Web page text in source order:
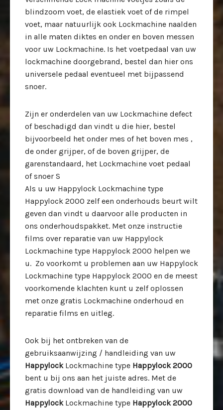
blindzoom voet, de elastiek voet of de rimpel
voet, maar natuurlijk ook Lockmachine naalden
in alle maten diktes en onder en boven messen
voor uw Lockmachine. Is het voetpedaal van uw
lockmachine doorgebrand, bestel dan hier ons
universele pedaal eventueel met bijpassend
snoer.
Zijn er onderdelen van uw Lockmachine defect
of beschadigd dan vindt u die hier, bestel
bijvoorbeeld het onder mes of het boven mes ,
de onder grijper, of de boven grijper, de
garenstandaard, het Lockmachine voet pedaal
of snoer S
Als u uw Happylock Lockmachine type
Happylock 2000 zelf een onderhouds beurt wilt
geven dan vindt u daarvoor alle producten in
ons onderhoudspakket. Met onze instructie
films over reparatie van uw Happylock
Lockmachine type Happylock 2000 helpen we
u. Zo voorkomt u problemen aan uw Happylock
Lockmachine type Happylock 2000 en de meest
voorkomende klachten kunt u zelf oplossen
met onze gratis Lockmachine onderhoud en
reparatie films en uitleg.
Ook bij het ontbreken van de
gebruiksaanwijzing / handleiding van uw
HappylockLockmachine type Happylock 2000
bent u bij ons aan het juiste adres. Met de
gratis download van de handleiding van uw
HappylockLockmachine type Happylock 2000